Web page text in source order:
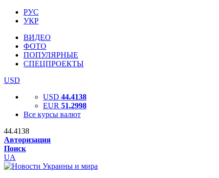
РУС
УКР
ВИДЕО
ФОТО
ПОПУЛЯРНЫЕ
СПЕЦПРОЕКТЫ
USD
USD 44.4138
EUR 51.2998
Все курсы валют
44.4138
Авторизация
Поиск
UA